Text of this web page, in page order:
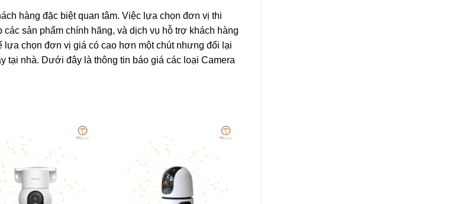
hàng đặc biệt quan tâm. Việc lựa chọn đơn vị thi
sản phẩm chính hãng, và dịch vụ hỗ trợ khách hàng
chọn đơn vị giá có cao hơn một chút nhưng đổi lại
tại nhà. Dưới đây là thông tin báo giá các loại Camera